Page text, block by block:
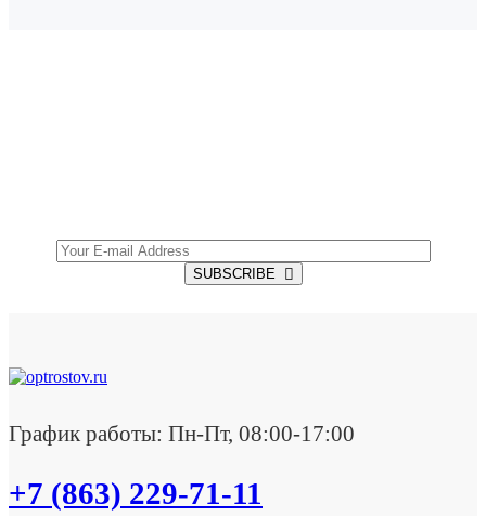
SUBSCRIBE
График работы: Пн-Пт, 08:00-17:00
+7 (863) 229-71-11